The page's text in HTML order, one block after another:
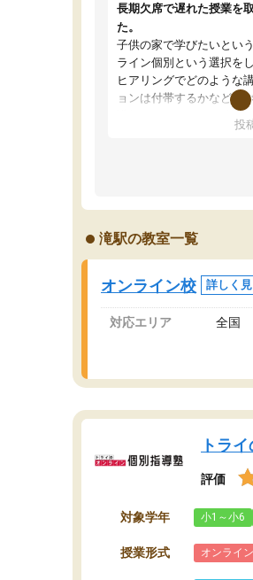
長期欠席で遅れた授業を
た。
子供の家で学びたいとい
ライン個別という選択をし
ヒアリングでどのような
ョンは付帯するかなど選
講師とのマッチング後講
グを行い、その講師で良
オンラインツールを使用
り宿題もそちらで出され
2ヶ月で担当講師の方が
講師変更の申し出があり
更だった為、塾に通う事
遅れも取り戻せ、授業内
投
滝駅の教室一覧
オンライン校 詳しく
対応エリア 全国
トラ
評価
対象学年 小1～小6
授業形式 オンライ